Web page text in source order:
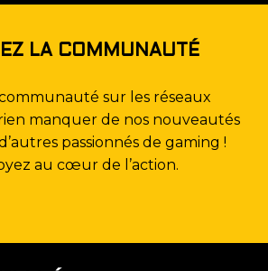
LA COMMUNAUTÉ
sur les réseaux
manquer de nos nouveautés
passionnés de gaming !
au cœur de l’action.